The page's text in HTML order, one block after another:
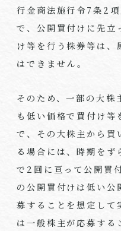
行金商法施行令7条2
で、公開買付けに先立
け等を行う株券等は、
はできません。
そのため、一部の大株
も低い価格で買付け
で、その大株主から買
る場合には、時期をず
で2回に亘って公開買
の公開買付けは低い公
募することを想定して
は一般株主が応募する